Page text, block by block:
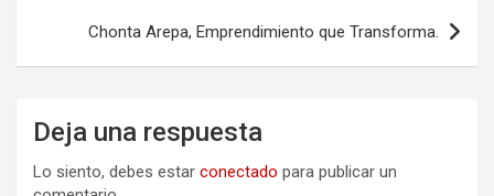
entradasChonta Arepa, Emprendimiento que Transforma.
Deja una respuesta
Lo siento, debes estar conectado para publicar un